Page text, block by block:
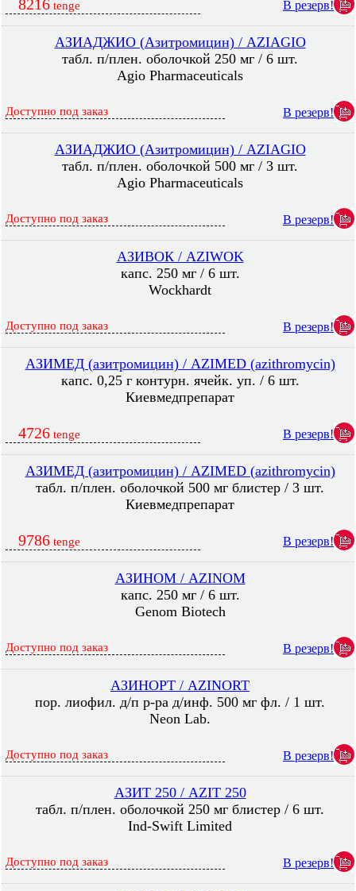
8216 tenge В резерв!
АЗИАДЖИО (Азитромицин) / AZIAGIO
табл. п/плен. оболочкой 250 мг / 6 шт.
Agio Pharmaceuticals
Доступно под заказ В резерв!
АЗИАДЖИО (Азитромицин) / AZIAGIO
табл. п/плен. оболочкой 500 мг / 3 шт.
Agio Pharmaceuticals
Доступно под заказ В резерв!
АЗИВОК / AZIWOK
капс. 250 мг / 6 шт.
Wockhardt
Доступно под заказ В резерв!
АЗИМЕД (азитромицин) / AZIMED (azithromycin)
капс. 0,25 г контурн. ячейк. уп. / 6 шт.
Киевмедпрепарат
4726 tenge В резерв!
АЗИМЕД (азитромицин) / AZIMED (azithromycin)
табл. п/плен. оболочкой 500 мг блистер / 3 шт.
Киевмедпрепарат
9786 tenge В резерв!
АЗИНОМ / AZINOM
капс. 250 мг / 6 шт.
Genom Biotech
Доступно под заказ В резерв!
АЗИНОРТ / AZINORT
пор. лиофил. д/п р-ра д/инф. 500 мг фл. / 1 шт.
Neon Lab.
Доступно под заказ В резерв!
АЗИТ 250 / AZIT 250
табл. п/плен. оболочкой 250 мг блистер / 6 шт.
Ind-Swift Limited
Доступно под заказ В резерв!